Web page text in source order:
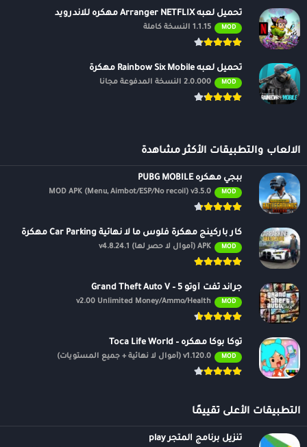
تحميل لعبه Arranger NETFLIX مهكره للاندرويد
MOD 1.1.15 النسخة كاملة
تحميل لعبه Rainbow Six Mobile مهكرة
MOD 2.0.000 النسخة المدفوعة مجانًا
الالعاب والتطبيقات الأكثر مشاهدة
ببجي مهكره PUBG MOBILE
MOD
MOD APK (Menu, Aimbot/ESP/No recoil) v3.5.0
كار باركينج مهكرة فلوس ما لا نهائية Car Parking مهكرة
MOD APK (أموال لا حصر لها) v4.8.24.1
جراند ثفت أوتو 5 – Grand Theft Auto V
MOD
v2.00 Unlimited Money/Ammo/Health
توكا بوكا مهكره – Toca Life World
MOD v1.120.0 (أموال لا نهائية + جميع المستويات)
التطبيقات الأعلى تقييمًا
تنزيل برنامج المتجر play